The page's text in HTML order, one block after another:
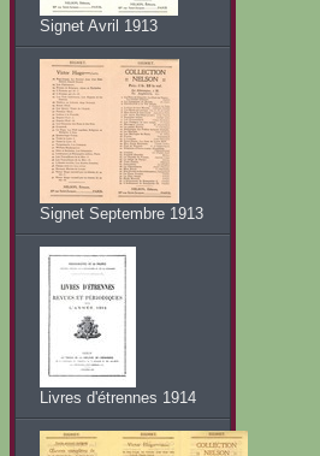
Signet Avril 1913
Signet Septembre 1913
Livres d'étrennes 1914